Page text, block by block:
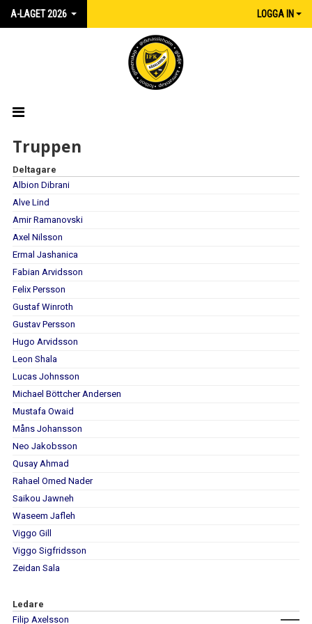
A-LAGET 2026 LOGGA IN
HEM
NYHETER
KALENDER
TRUPPEN
BILDGALLERI
DOKUMENT
KONTAKT
Truppen
Deltagare
Albion Dibrani
Alve Lind
Amir Ramanovski
Axel Nilsson
Ermal Jashanica
Fabian Arvidsson
Felix Persson
Gustaf Winroth
Gustav Persson
Hugo Arvidsson
Leon Shala
Lucas Johnsson
Michael Böttcher Andersen
Mustafa Owaid
Måns Johansson
Neo Jakobsson
Qusay Ahmad
Rahael Omed Nader
Saikou Jawneh
Waseem Jafleh
Viggo Gill
Viggo Sigfridsson
Zeidan Sala
Ledare
Filip Axelsson